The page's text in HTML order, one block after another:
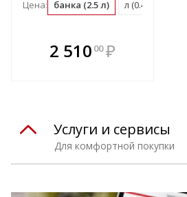
Цена: банка (2.5 л) л (0.4 банка)
2 510 00 ₽
Для комфортной покупки
Услуги и сервисы